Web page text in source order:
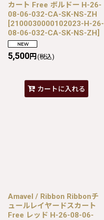
カート Free ボルドー H-26-
08-06-032-CA-SK-NS-ZH
[2100030000102023-H-26-
08-06-032-CA-SK-NS-ZH]
5,500円 (税込)
カートに入れる
Amavel / Ribbon Ribbonチ
ュールレイヤードスカート
Free レッド H-26-08-06-